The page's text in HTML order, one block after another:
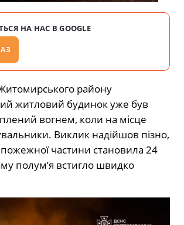
НА НАС В GOOGLE
району
житловий будинок уже був
вогнем, коли на місце
Виклик надійшов пізно,
пожежної частини становила 24
полум’я встигло швидко